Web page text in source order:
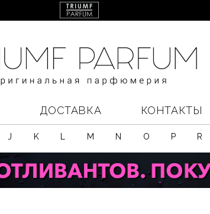
ДОСТАВКА КОНТАКТЫ
J K M N O P R